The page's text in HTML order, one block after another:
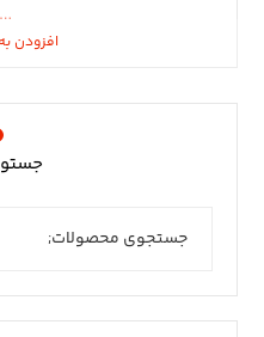
افزودن
افزودن